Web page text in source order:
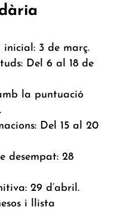
inicial: 3 de març.
Del 6 al 18 de
la puntuació
Del 15 al 20
desempat: 28
29 d’abril.
i llista